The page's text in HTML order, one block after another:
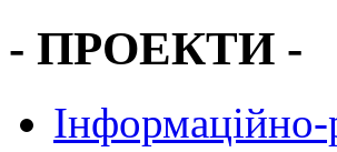
- ПРОЕКТИ -